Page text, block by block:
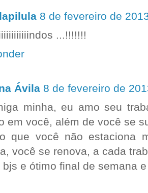
8 de fevereiro de
...!!!!!!!
Ávila 8 de fevereiro de
minha, eu amo seu
em você, além de você se
que você não estaciona
você se renova, a cada
bjs e ótimo final de semana